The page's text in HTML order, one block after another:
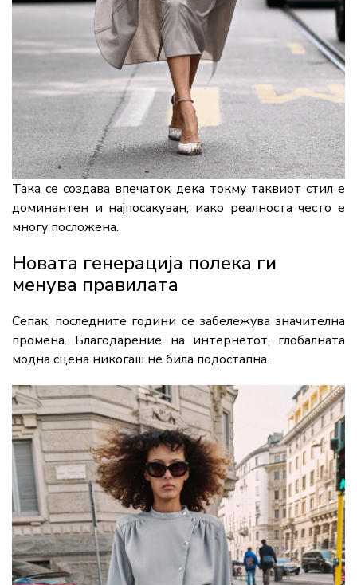
Така се создава впечаток дека токму таквиот стил е
доминантен и најпосакуван, иако реалноста често е
многу посложена.
Новата генерација полека ги
менува правилата
Сепак, последните години се забележува значителна
промена. Благодарение на интернетот, глобалната
модна сцена никогаш не била подостапна.